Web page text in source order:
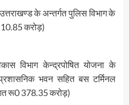
के अन्तर्गत पुलिस विभाग के
करोड़)
विभाग केन्द्रपोषित योजना के
भवन सहित बस टर्मिनल
रू0 378.35 करोड़)